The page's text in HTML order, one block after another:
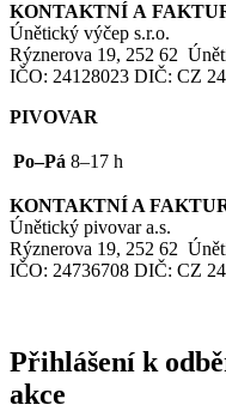
KONTAKTNÍ A
Únětický výčep s.r.o.
Rýznerova 19, 252 62
IČO: 24128023 DIČ: CZ
PIVOVAR
Po–Pá 8–17 h
KONTAKTNÍ A
Únětický pivovar a.s.
Rýznerova 19, 252 62
IČO: 24736708 DIČ: CZ
Přihlášení k
akce